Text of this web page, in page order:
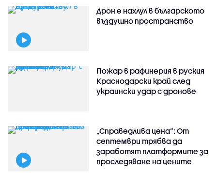
Дрон е нахлул в българското
въздушно пространство
Пожар в рафинерия в руския
Краснодарски край след
украински удар с дронове
„Справедлива цена“: От
септември трябва да
заработят платформите за
проследяване на цените